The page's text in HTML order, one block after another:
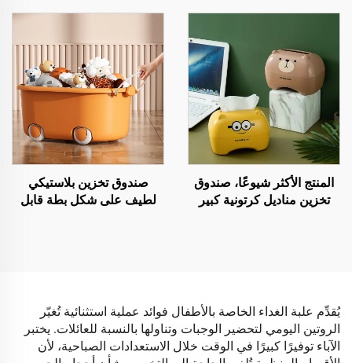
المصنع مع باب أمامي منزلق
الوظائف لوضع الملابس
مستطيل
المنتج الأكثر شيوعًا، صندوق
تخزين مناديل كرتونية كبير
صندوق تخزين بلاستيكي
لطيف على شكل بطة قابل
يُقدِّم علبة الغداء الخاصة بالأطفال فوائد عملية استثنائية تُغيّر
الروتين اليومي لتحضير الوجبات وتناولها بالنسبة للعائلات. يختبر
الآباء توفيرًا كبيرًا في الوقت خلال الاستعدادات الصباحية، لأن